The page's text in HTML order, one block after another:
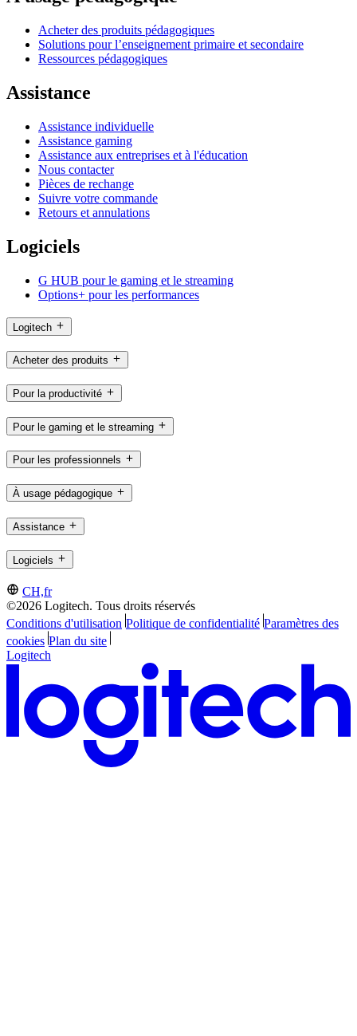
Acheter des produits pédagogiques
Solutions pour l’enseignement primaire et secondaire
Ressources pédagogiques
Assistance
Assistance individuelle
Assistance gaming
Assistance aux entreprises et à l'éducation
Nous contacter
Pièces de rechange
Suivre votre commande
Retours et annulations
Logiciels
G HUB pour le gaming et le streaming
Options+ pour les performances
Logitech
Acheter des produits
Pour la productivité
Pour le gaming et le streaming
Pour les professionnels
À usage pédagogique
Assistance
Logiciels
CH,fr
©2026 Logitech. Tous droits réservés
Conditions d'utilisation Politique de confidentialité Paramètres des
cookies Plan du site
Logitech